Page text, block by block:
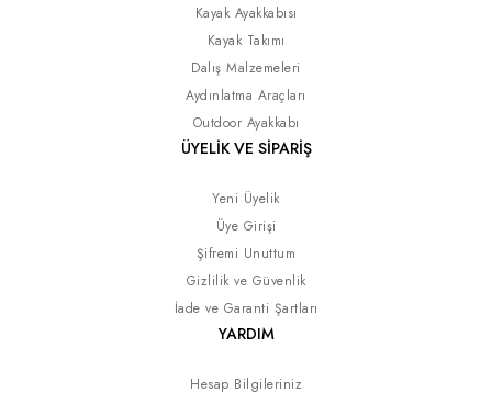
Kayak Ayakkabısı
Kayak Takımı
Dalış Malzemeleri
Aydınlatma Araçları
Outdoor Ayakkabı
ÜYELİK VE SİPARİŞ
Yeni Üyelik
Üye Girişi
Şifremi Unuttum
Gizlilik ve Güvenlik
İade ve Garanti Şartları
YARDIM
Hesap Bilgileriniz